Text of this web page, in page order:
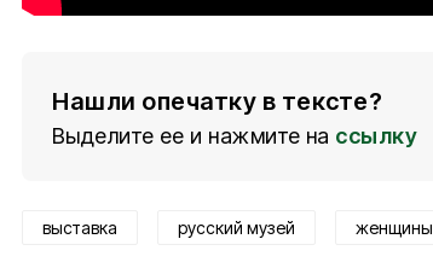
Нашли опечатку в тексте?
Выделите ее и нажмите на ссылку
выставка русский музей женщины